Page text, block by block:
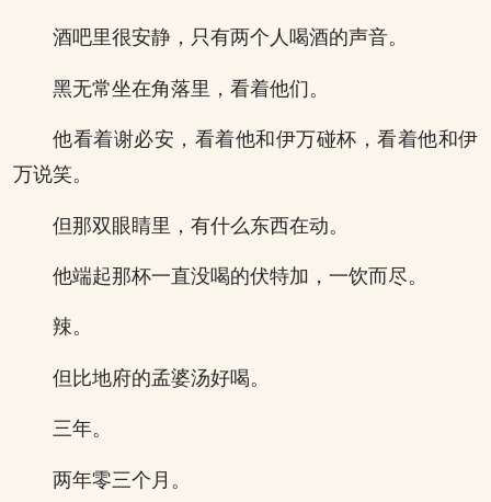
酒吧里很安静，只有两个人喝酒的声音。
黑无常坐在角落里，看着他们。
他看着谢必安，看着他和伊万碰杯，看着他和伊
万说笑。
但那双眼睛里，有什么东西在动。
他端起那杯一直没喝的伏特加，一饮而尽。
辣。
但比地府的孟婆汤好喝。
三年。
两年零三个月。